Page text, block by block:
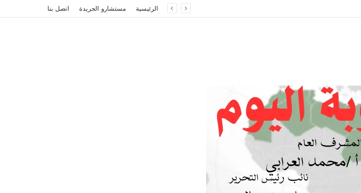
الرئيسية مستشارو الجريدة اتصل بنا